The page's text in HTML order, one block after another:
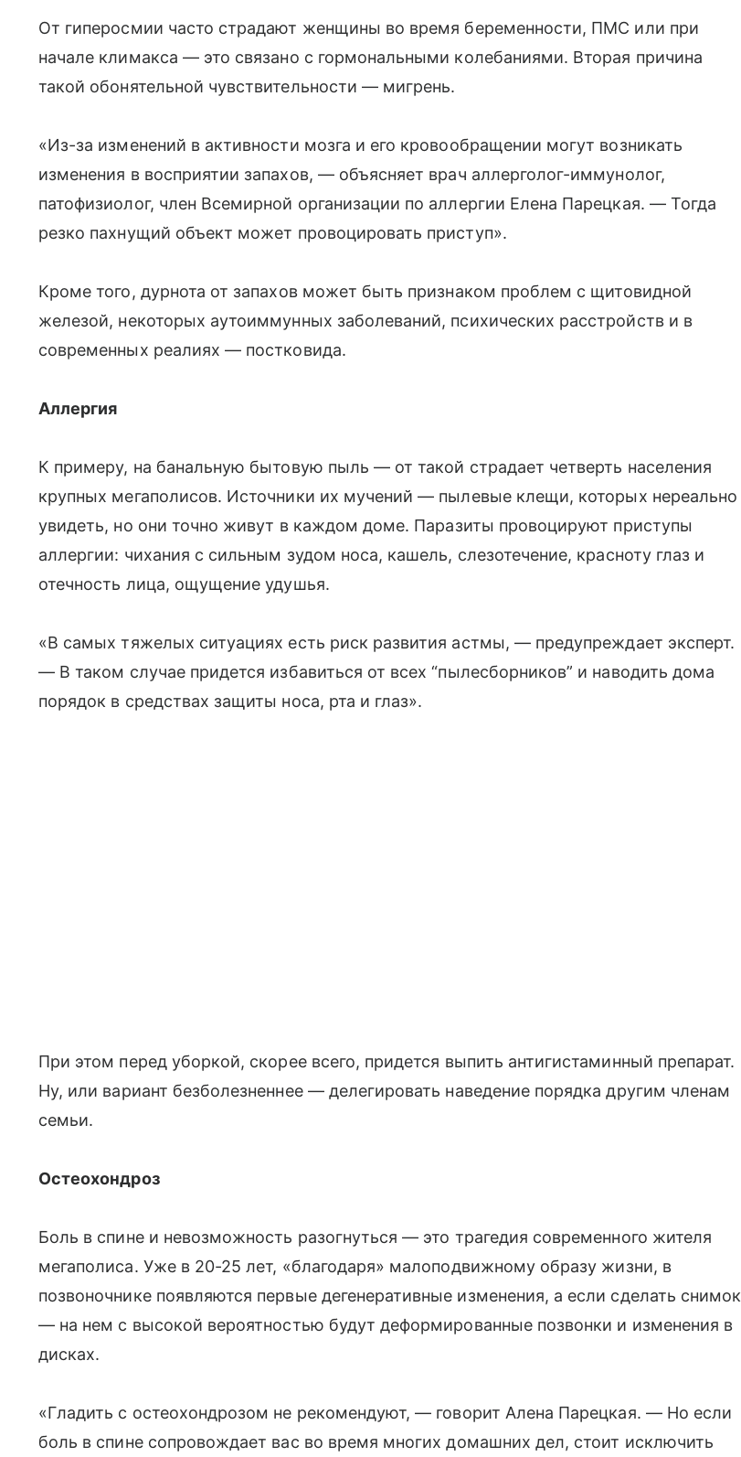
От гиперосмии часто страдают женщины во время беременности, ПМС или при
начале климакса — это связано с гормональными колебаниями. Вторая причина
такой обонятельной чувствительности — мигрень.
«Из-за изменений в активности мозга и его кровообращении могут возникать
изменения в восприятии запахов, — объясняет врач аллерголог-иммунолог,
патофизиолог, член Всемирной организации по аллергии Елена Парецкая. — Тогда
резко пахнущий объект может провоцировать приступ».
Кроме того, дурнота от запахов может быть признаком проблем с щитовидной
железой, некоторых аутоиммунных заболеваний, психических расстройств и в
современных реалиях — постковида.
Аллергия
К примеру, на банальную бытовую пыль — от такой страдает четверть населения
крупных мегаполисов. Источники их мучений — пылевые клещи, которых нереально
увидеть, но они точно живут в каждом доме. Паразиты провоцируют приступы
аллергии: чихания с сильным зудом носа, кашель, слезотечение, красноту глаз и
отечность лица, ощущение удушья.
«В самых тяжелых ситуациях есть риск развития астмы, — предупреждает эксперт.
— В таком случае придется избавиться от всех “пылесборников” и наводить дома
порядок в средствах защиты носа, рта и глаз».
При этом перед уборкой, скорее всего, придется выпить антигистаминный препарат.
Ну, или вариант безболезненнее — делегировать наведение порядка другим членам
семьи.
Остеохондроз
Боль в спине и невозможность разогнуться — это трагедия современного жителя
мегаполиса. Уже в 20-25 лет, «благодаря» малоподвижному образу жизни, в
позвоночнике появляются первые дегенеративные изменения, а если сделать снимок
— на нем с высокой вероятностью будут деформированные позвонки и изменения в
дисках.
«Гладить с остеохондрозом не рекомендуют, — говорит Алена Парецкая. — Но если
боль в спине сопровождает вас во время многих домашних дел, стоит исключить